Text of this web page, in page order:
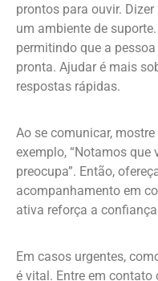
prontos para ouvir.
um ambiente de
permitindo que a
pronta. Ajudar é mais
respostas rápidas.
Ao se comunicar,
exemplo, “Notamos que
preocupa”. Então,
acompanhamento em
ativa reforça a
Em casos urgentes,
é vital. Entre em contato